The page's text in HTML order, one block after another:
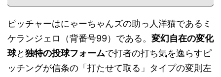
ピッチャーはにゃーちゃんズの助っ人洋猫であるミ
ケランジェロ（背番号99）である。 変幻自在の変化
球と独特の投球フォームで打者の打ち気を逸らすピ
ッチングが信条の「打たせて取る」タイプの変則左